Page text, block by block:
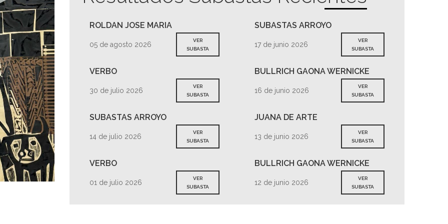
ROLDAN JOSE MARIA
05 de agosto 2026
VER
SUBASTA
VERBO
30 de julio 2026
VER
SUBASTA
SUBASTAS ARROYO
14 de julio 2026
VER
SUBASTA
VERBO
01 de julio 2026
VER
SUBASTA
SUBASTAS ARROYO
17 de junio 2026
VER
SUBASTA
BULLRICH GAONA WERNICKE
16 de junio 2026
VER
SUBASTA
JUANA DE ARTE
13 de junio 2026
VER
SUBASTA
BULLRICH GAONA WERNICKE
12 de junio 2026
VER
SUBASTA